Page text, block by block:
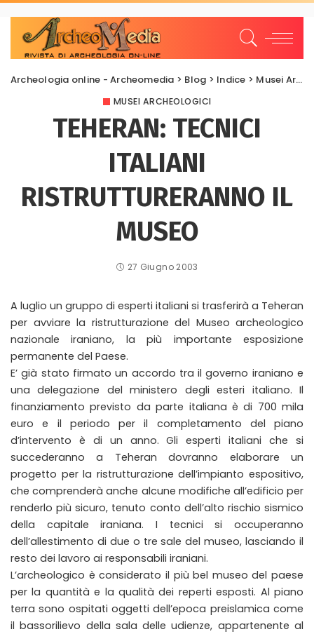
Archeologia online - Archeomedia > Blog > Indice > Musei Archeologici
MUSEI ARCHEOLOGICI
TEHERAN: TECNICI
ITALIANI
RISTRUTTURERANNO IL
MUSEO
27 Giugno 2003
A luglio un gruppo di esperti italiani si trasferirà a Teheran
per avviare la ristrutturazione del Museo archeologico
nazionale iraniano, la più importante esposizione
permanente del Paese.
E’ già stato firmato un accordo tra il governo iraniano e
una delegazione del ministero degli esteri italiano. Il
finanziamento previsto da parte italiana è di 700 mila
euro e il periodo per il completamento del piano
d’intervento è di un anno. Gli esperti italiani che si
succederanno a Teheran dovranno elaborare un
progetto per la ristrutturazione dell’impianto espositivo,
che comprenderà anche alcune modifiche all’edificio per
renderlo più sicuro, tenuto conto dell’alto rischio sismico
della capitale iraniana. I tecnici si occuperanno
dell’allestimento di due o tre sale del museo, lasciando il
resto dei lavoro ai responsabili iraniani.
L’archeologico è considerato il più bel museo del paese
per la quantità e la qualità dei reperti esposti. Al piano
terra sono ospitati oggetti dell’epoca preislamica come
il bassorilievo della sala delle udienze, appartenente al